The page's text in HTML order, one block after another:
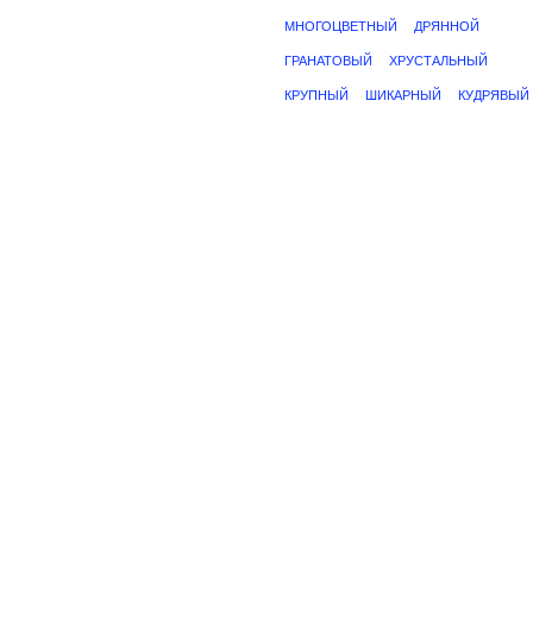
МНОГОЦВЕТНЫЙ ДРЯННОЙ
ГРАНАТОВЫЙ ХРУСТАЛЬНЫЙ
КРУПНЫЙ ШИКАРНЫЙ КУДРЯВЫЙ